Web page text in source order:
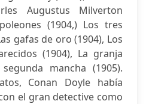
Augustus Milverton
(1904,) Los tres
gafas de oro (1904), Los
(1904), La granja
mancha (1905).
Conan Doyle había
el gran detective como